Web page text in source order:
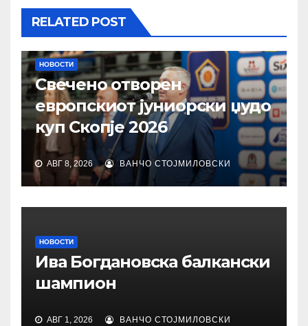
RELATED POST
НОВОСТИ
Свечено отворен
европскиот јуниорски џудо
куп Скопје 2026
АВГ 8, 2026 ВАНЧО СТОЈМИЛОВСКИ
НОВОСТИ
Ива Богдановска балкански
шампион
АВГ 1, 2026 ВАНЧО СТОЈМИЛОВСКИ